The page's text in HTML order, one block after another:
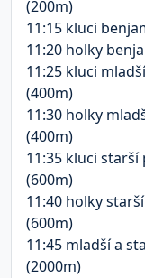
(200m)
11:15 kluci
11:20 holky
11:25 kluci
(400m)
11:30 holky
(400m)
11:35 kluci starší
(600m)
11:40 holky
(600m)
11:45 mladší a
(2000m)